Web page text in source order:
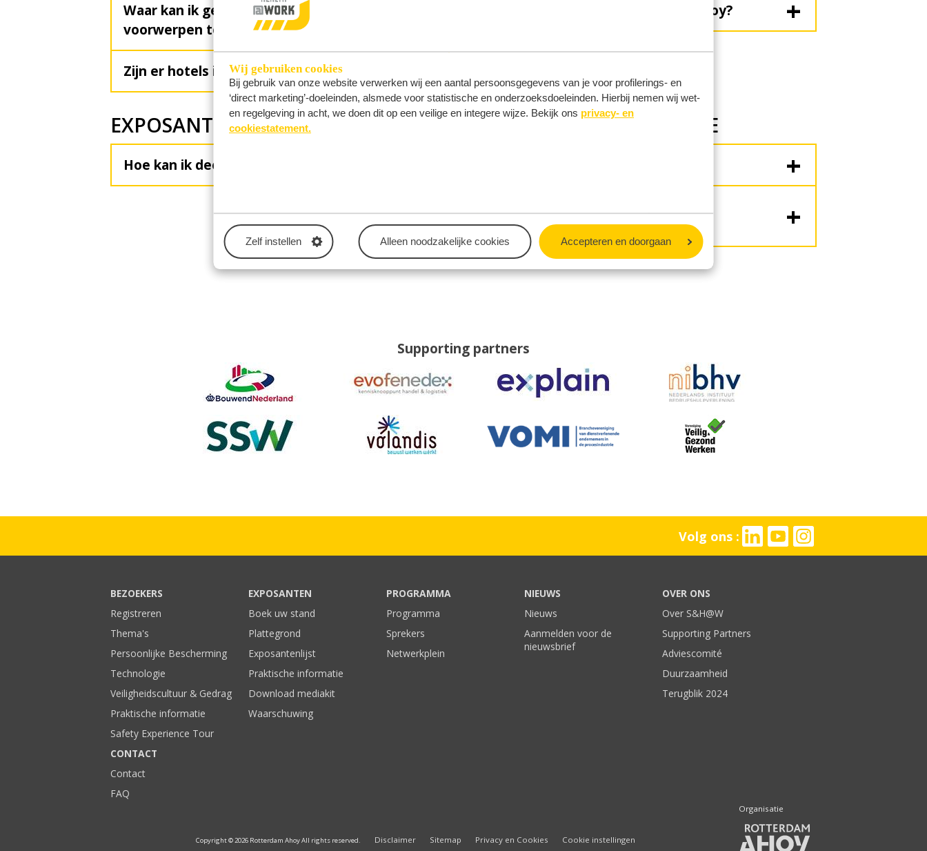
Wij gebruiken cookies
Bij gebruik van onze website verwerken wij een aantal persoonsgegevens van je voor profilerings- en
‘direct marketing’-doeleinden, alsmede voor statistische en onderzoeksdoeleinden. Hierbij nemen wij wet-
en regelgeving in acht, we doen dit op een veilige en integere wijze. Bekijk ons privacy- en
cookiestatement.
Zelf instellen Alleen noodzakelijke cookies Accepteren en doorgaan
Waar kan ik gevonden en verloren
voorwerpen terugvinden?
Zijn er hotels in de buurt?
Wat kost een parkeerticket bij Ahoy?
EXPOSANTEN
Hoe kan ik deelnemen als exposant?
TOEGANG & REGISTRATIE
SafetyandHealth@Work
Supporting partners
Volg ons :
BEZOEKERS
Registreren
Thema's
Persoonlijke Bescherming
Technologie
Veiligheidscultuur & Gedrag
Praktische informatie
Safety Experience Tour
EXPOSANTEN
Boek uw stand
Plattegrond
Exposantenlijst
Praktische informatie
Download mediakit
Waarschuwing
PROGRAMMA
Programma
Sprekers
Netwerkplein
NIEUWS
Nieuws
Aanmelden voor de
nieuwsbrief
OVER ONS
Over S&H@W
Supporting Partners
Adviescomité
Duurzaamheid
Terugblik 2024
CONTACT
Contact
FAQ
Organisatie
Copyright © 2026 Rotterdam Ahoy All rights reserved. Disclaimer Sitemap Privacy en Cookies Cookie instellingen